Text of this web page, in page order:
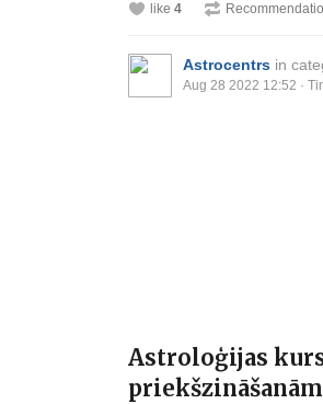
like 4
Astrocentrs in
Aug 28 2022 12:52 ·
Astroloģijas